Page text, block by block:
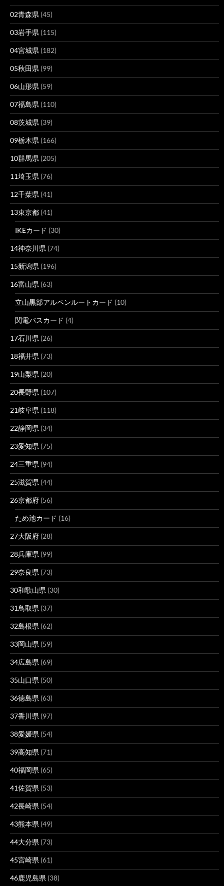
02青森県 (45)
03岩手県 (115)
04宮城県 (182)
05秋田県 (99)
06山形県 (59)
07福島県 (110)
08茨城県 (39)
09栃木県 (166)
10群馬県 (205)
11埼玉県 (76)
12千葉県 (41)
13東京都 (41)
IKEカード (30)
14神奈川県 (74)
15新潟県 (196)
16富山県 (63)
立山黒部アルペンルートカード (10)
関電バスカード (4)
17石川県 (26)
18福井県 (73)
19山梨県 (20)
20長野県 (107)
21岐阜県 (118)
22静岡県 (34)
23愛知県 (75)
24三重県 (94)
25滋賀県 (44)
26京都府 (56)
ため池カード (16)
27大阪府 (28)
28兵庫県 (99)
29奈良県 (73)
30和歌山県 (30)
31鳥取県 (37)
32島根県 (62)
33岡山県 (59)
34広島県 (69)
35山口県 (50)
36徳島県 (63)
37香川県 (97)
38愛媛県 (54)
39高知県 (71)
40福岡県 (65)
41佐賀県 (53)
42長崎県 (54)
43熊本県 (49)
44大分県 (73)
45宮崎県 (61)
46鹿児島県 (38)